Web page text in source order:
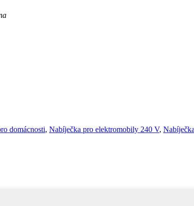
domácnosti, Nabíječka pro elektromobily 240 V,